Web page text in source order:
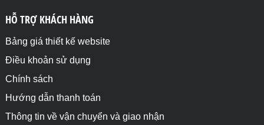
HỖ TRỢ KHÁCH HÀNG
Bảng giá thiết kế website
Điều khoản sử dụng
Chính sách
Hướng dẫn thanh toán
Thông tin về vận chuyển và giao nhận